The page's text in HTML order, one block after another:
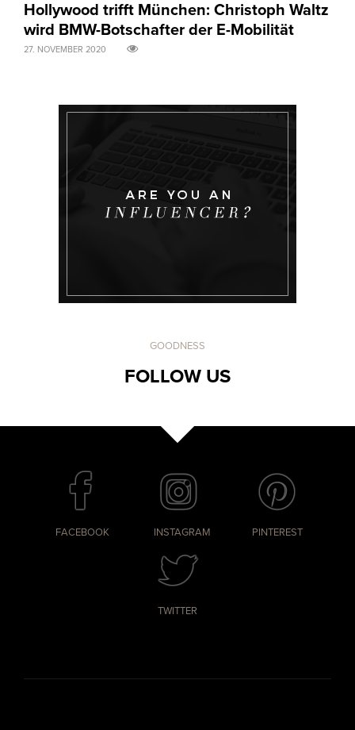
Hollywood trifft München: Christoph Waltz
wird BMW-Botschafter der E-Mobilität
27. NOVEMBER 2020
GOODNESS
FOLLOW US
FACEBOOK INSTAGRAM PINTEREST
TWITTER